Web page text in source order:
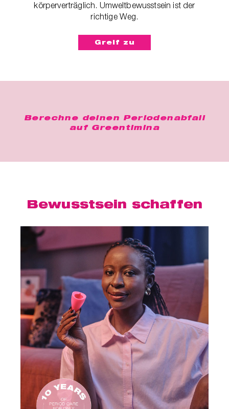
körperverträglich. Umweltbewusstsein ist der
richtige Weg.
Greif zu
Berechne deinen Periodenabfall
auf Greentimina
Bewusstsein schaffen